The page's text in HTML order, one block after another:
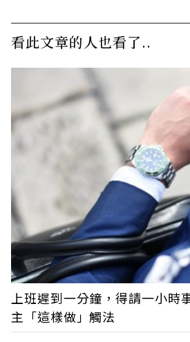
看此文章的人也看了..
上班遲到一分鐘，得請一小時
主「這樣做」觸法